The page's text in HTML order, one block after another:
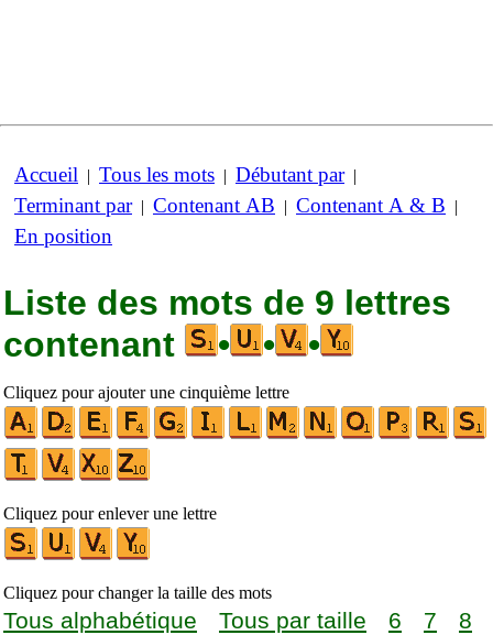
Accueil | Tous les mots | Débutant par|
Terminant par| Contenant AB | Contenant A & B |
En position
Liste des mots de 9 lettres
contenant
• • •
Cliquez pour ajouter une cinquième lettre
Cliquez pour enlever une lettre
Cliquez pour changer la taille des mots
Tous alphabétique Tous par taille 6 7
8